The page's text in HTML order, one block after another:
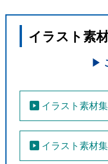
イラスト素
イラスト素材
イラスト素材